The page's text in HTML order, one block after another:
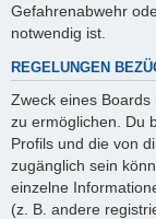
Gefahrenabwehr
notwendig ist.
REGELUNGEN
Zweck eines
zu ermöglichen. Du
Profils und die von
zugänglich sein
einzelne
(z. B. andere